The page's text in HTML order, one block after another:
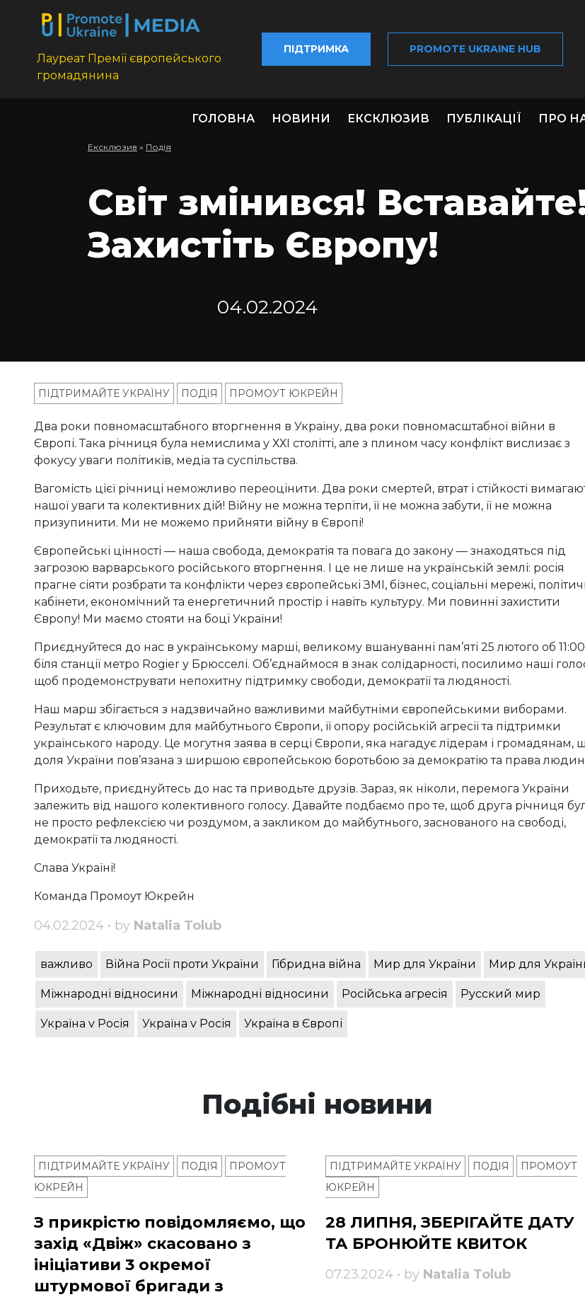
Лауреат Премії європейського
громадянина
ПІДТРИМКА PROMOTE UKRAINE HUB
ГОЛОВНА НОВИНИ ЕКСКЛЮЗИВ ПУБЛІКАЦІЇ ПРО
Ексклюзив » Подія
Світ змінився!
Захистіть Європу!
04.02.2024
ПІДТРИМАЙТЕ УКРАЇНУ ПОДІЯ ПРОМОУТ ЮКРЕЙН
Два роки повномасштабного вторгнення в Україну, два роки повномасштабної війни в
Європі. Така річниця була немислима у ХХІ столітті, але з плином часу конфлікт вислизає з
фокусу уваги політиків, медіа та суспільства.
Вагомість цієї річниці неможливо переоцінити. Два роки смертей, втрат і стійкості
нашої уваги та колективних дій! Війну не можна терпіти, її не можна забути, її не можна
призупинити. Ми не можемо прийняти війну в Європі!
Європейські цінності — наша свобода, демократія та повага до закону — знаходяться під
загрозою варварського російського вторгнення. І це не лише на українській землі: росія
прагне сіяти розбрати та конфлікти через європейські ЗМІ, бізнес, соціальні мережі,
кабінети, економічний та енергетичний простір і навіть культуру. Ми повинні захистити
Європу! Ми маємо стояти на боці України!
Приєднуйтеся до нас в українському марші, великому вшануванні пам’яті 25 лютого об 11:00
біля станції метро Rogier у Брюсселі. Об’єднаймося в знак солідарності, посилимо наші
щоб продемонструвати непохитну підтримку свободи, демократії та людяності.
Наш марш збігається з надзвичайно важливими майбутніми європейськими виборами.
Результат є ключовим для майбутнього Європи, її опору російській агресії та підтримки
українського народу. Це могутня заява в серці Європи, яка нагадує лідерам і громадянам,
доля України пов’язана з ширшою європейською боротьбою за демократію та права
Приходьте, приєднуйтесь до нас та приводьте друзів. Зараз, як ніколи, перемога України
залежить від нашого колективного голосу. Давайте подбаємо про те, щоб друга річниця
не просто рефлексією чи роздумом, а закликом до майбутнього, заснованого на свободі,
демократії та людяності.
Слава Україні!
Команда Промоут Юкрейн
04.02.2024 • by Natalia Tolub
важливо Війна Росії проти України Гібридна війна Мир для України Мир для
Міжнародні відносини Міжнародні відносини Російська агресія Русский мир
Україна v Росія Україна v Росія Україна в Європі
Подібні новини
ПІДТРИМАЙТЕ УКРАЇНУ ПОДІЯ
ПРОМОУТ
ЮКРЕЙН
З прикрістю повідомляємо, що
захід «Двіж» скасовано з
ініціативи 3 окремої
штурмової бригади з
ПІДТРИМАЙТЕ УКРАЇНУ ПОДІЯ
ПРОМОУТ
ЮКРЕЙН
28 ЛИПНЯ, ЗБЕРІГАЙТЕ ДАТУ
ТА БРОНЮЙТЕ КВИТОК
07.23.2024 • by Natalia Tolub